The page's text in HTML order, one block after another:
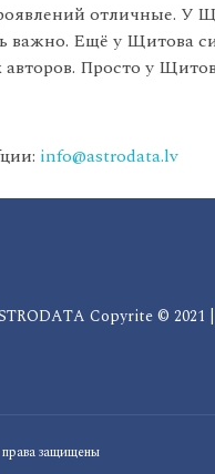
отличные. У
важно. Ещё у
Просто у
info@astrodata.lv
Copyrite © 2021
защищены